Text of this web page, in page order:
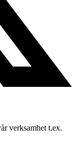
verksamhet t.ex.